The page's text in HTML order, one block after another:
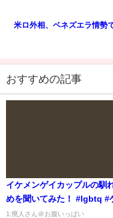
米ロ外相、ベネズエラ情
おすすめの記事
イケメンゲイカップルの馴
めを聞いてみた！ #lgbtq #
#ゲイカップル #筋肉 #イケ
1:廃人さん＠お腹いっぱい